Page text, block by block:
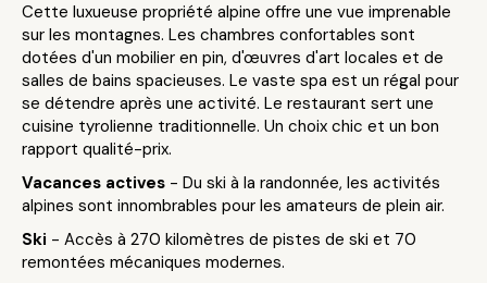
Cette luxueuse propriété alpine offre une vue imprenable
sur les montagnes. Les chambres confortables sont
dotées d'un mobilier en pin, d'œuvres d'art locales et de
salles de bains spacieuses. Le vaste spa est un régal pour
se détendre après une activité. Le restaurant sert une
cuisine tyrolienne traditionnelle. Un choix chic et un bon
rapport qualité-prix.
Vacances actives - Du ski à la randonnée, les activités
alpines sont innombrables pour les amateurs de plein air.
Ski - Accès à 270 kilomètres de pistes de ski et 70
remontées mécaniques modernes.